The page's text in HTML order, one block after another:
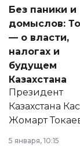
Без паники и
домыслов:
— о власти,
налогах и
будущем
Казахстана
Президент
Казахстана
Жомарт
сразу
5 января, 10:15